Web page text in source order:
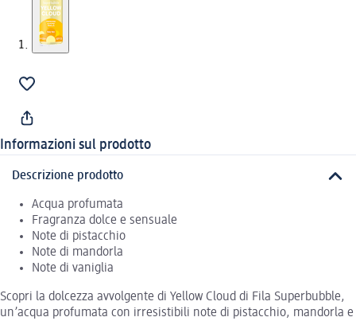
Informazioni sul prodotto
Descrizione prodotto
Acqua profumata
Fragranza dolce e sensuale
Note di pistacchio
Note di mandorla
Note di vaniglia
Scopri la dolcezza avvolgente di Yellow Cloud di Fila Superbubble,
un’acqua profumata con irresistibili note di pistacchio, mandorla e